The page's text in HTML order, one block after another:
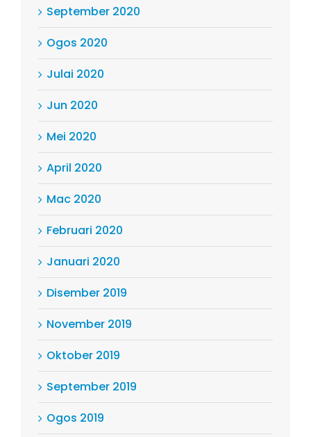
September 2020
Ogos 2020
Julai 2020
Jun 2020
Mei 2020
April 2020
Mac 2020
Februari 2020
Januari 2020
Disember 2019
November 2019
Oktober 2019
September 2019
Ogos 2019